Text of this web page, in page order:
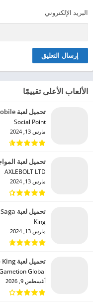
البريد الإلكتروني
الألعاب الأعلى تقييمًا
تحميل لعبة Dragon City Mobile مهكرة للاندرويد 2024
Social Point‏
مارس 13, 2024
تحميل لعبة المواجهة 2 مهكرة
AXLEBOLT LTD‏
مارس 13, 2024
تحميل لعبة Farm Heroes Saga مهكرة للاندرويد 2024
King‏
مارس 13, 2024
تحميل لعبة Ludo King™ مهكرة للاندرويد 2024
Global‏
أغسطس 9, 2026